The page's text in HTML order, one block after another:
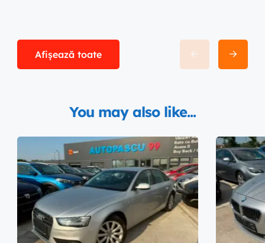
Afișează toate
You may also like...